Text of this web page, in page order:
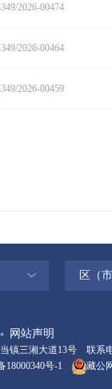
区（
网站声明
镇三湘大道13号 联系电
18000340号-1 藏公